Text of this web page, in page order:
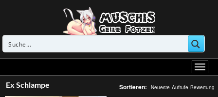
Ex Schlampe Sortieren: Neueste Aufrufe Bewertung